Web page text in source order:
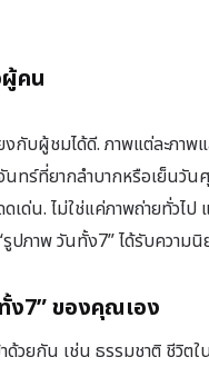
คน
ยงกับผู้ชมได้ดี. ภาพแต่ละภ
จันทร์ที่ยากลำบากหรือเย็น
เด่น. ไม่ใช่แค่ภาพถ่ายทั่ว
รูปภาพ วันทั้ง7” ได้รับความนิ
ง7” ของคุณเอง
ด้วยกัน เช่น ธรรมชาติ ชีวิต